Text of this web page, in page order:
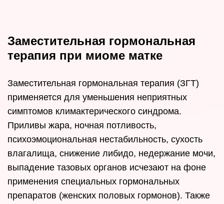
Заместительная гормональная
терапия при миоме матке
Заместительная гормональная терапия (ЗГТ)
применяется для уменьшения неприятных
симптомов климактерического синдрома.
Приливы жара, ночная потливость,
психоэмоциональная нестабильность, сухость
влагалища, снижение либидо, недержание мочи,
выпадение тазовых органов исчезают на фоне
применения специальных гормональных
препаратов (женских половых гормонов). Также